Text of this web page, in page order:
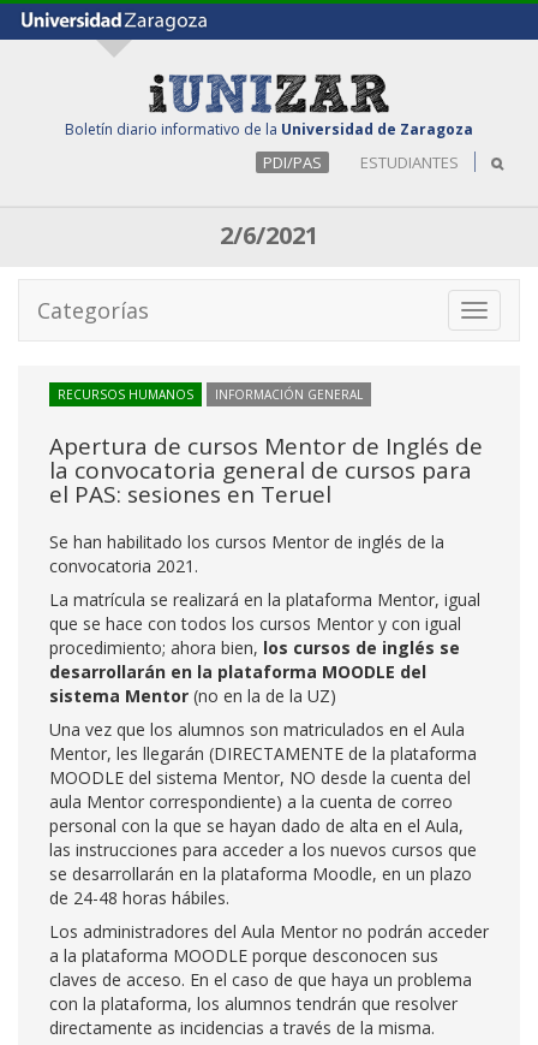
Boletín diario informativo de la Universidad de Zaragoza
PDI/PAS ESTUDIANTES
2/6/2021
Toggle
Categorías
RECURSOS HUMANOS INFORMACIÓN GENERAL
Apertura de cursos Mentor de Inglés de
la convocatoria general de cursos para
el PAS: sesiones en Teruel
Se han habilitado los cursos Mentor de inglés de la
convocatoria 2021.
La matrícula se realizará en la plataforma Mentor, igual
que se hace con todos los cursos Mentor y con igual
procedimiento; ahora bien, los cursos de inglés se
desarrollarán en la plataforma MOODLE del
sistema Mentor (no en la de la UZ)
Una vez que los alumnos son matriculados en el Aula
Mentor, les llegarán (DIRECTAMENTE de la plataforma
MOODLE del sistema Mentor, NO desde la cuenta del
aula Mentor correspondiente) a la cuenta de correo
personal con la que se hayan dado de alta en el Aula,
las instrucciones para acceder a los nuevos cursos que
se desarrollarán en la plataforma Moodle, en un plazo
de 24-48 horas hábiles.
Los administradores del Aula Mentor no podrán acceder
a la plataforma MOODLE porque desconocen sus
claves de acceso. En el caso de que haya un problema
con la plataforma, los alumnos tendrán que resolver
directamente as incidencias a través de la misma.